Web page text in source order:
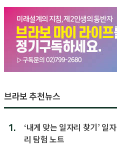
브라보 추천뉴스
1.
‘내게 맞는 일자리 찾기’ 일자
리 탐험 노트